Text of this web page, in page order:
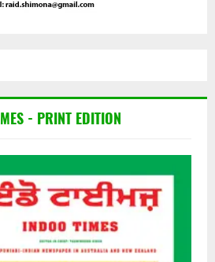
- PRINT EDITION